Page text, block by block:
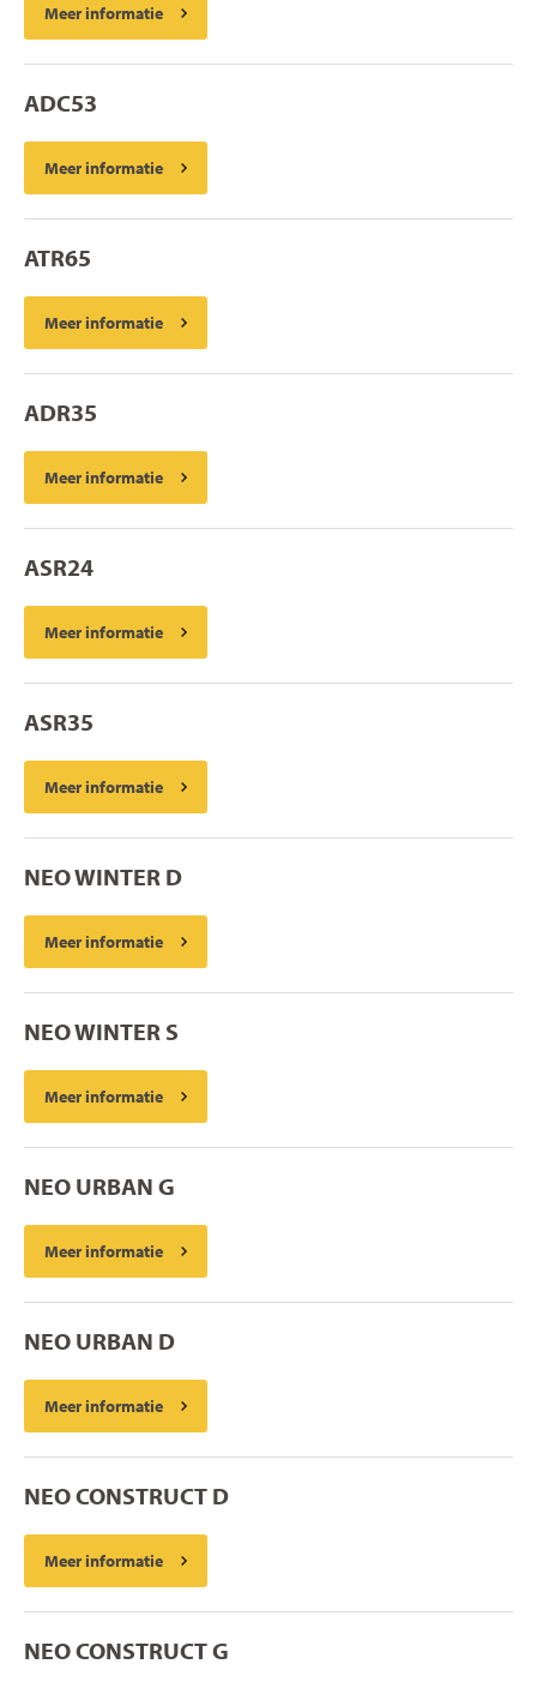
Meer informatie
ADC53
Meer informatie
ATR65
Meer informatie
ADR35
Meer informatie
ASR24
Meer informatie
ASR35
Meer informatie
NEO WINTER D
Meer informatie
NEO WINTER S
Meer informatie
NEO URBAN G
Meer informatie
NEO URBAN D
Meer informatie
NEO CONSTRUCT D
Meer informatie
NEO CONSTRUCT G